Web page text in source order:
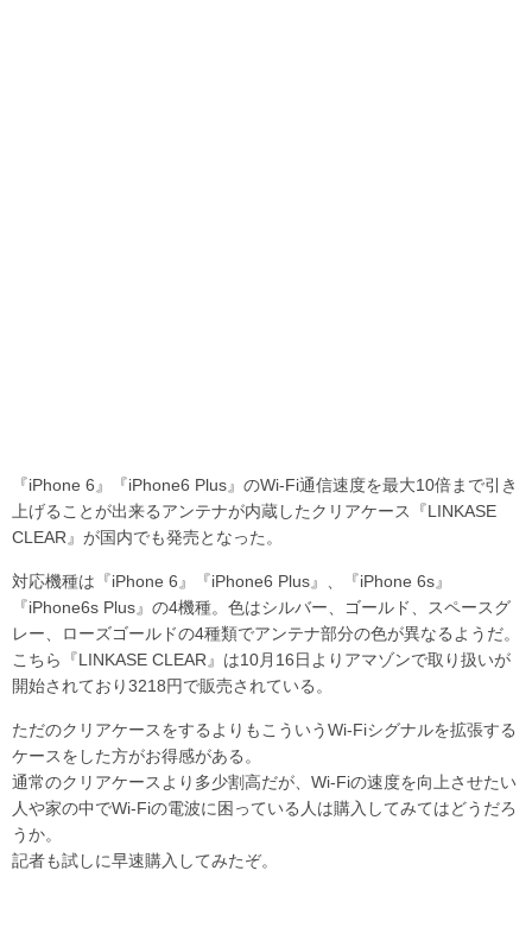
『iPhone 6』『iPhone6 Plus』のWi-Fi通信速度を最大10倍まで引き
上げることが出来るアンテナが内蔵したクリアケース『LINKASE
CLEAR』が国内でも発売となった。
対応機種は『iPhone 6』『iPhone6 Plus』、『iPhone 6s』
『iPhone6s Plus』の4機種。色はシルバー、ゴールド、スペースグ
レー、ローズゴールドの4種類でアンテナ部分の色が異なるようだ。
こちら『LINKASE CLEAR』は10月16日よりアマゾンで取り扱いが
開始されており3218円で販売されている。
ただのクリアケースをするよりもこういうWi-Fiシグナルを拡張する
ケースをした方がお得感がある。
通常のクリアケースより多少割高だが、Wi-Fiの速度を向上させたい
人や家の中でWi-Fiの電波に困っている人は購入してみてはどうだろ
うか。
記者も試しに早速購入してみたぞ。